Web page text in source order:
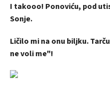
I takooo! Ponoviću, pod
Sonje.
Ličilo mi na onu biljku.
ne voli me"!